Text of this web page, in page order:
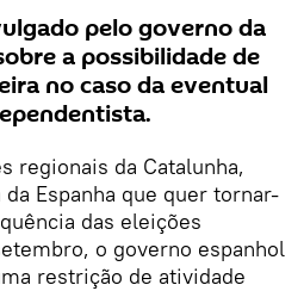
pelo governo da
a possibilidade de
no caso da eventual
regionais da Catalunha,
Espanha que quer tornar-
das eleições
o governo espanhol
restrição de atividade